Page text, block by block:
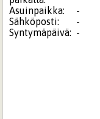
Asuinpaikka:
-
Sähköposti:
-
Syntymäpäivä: -